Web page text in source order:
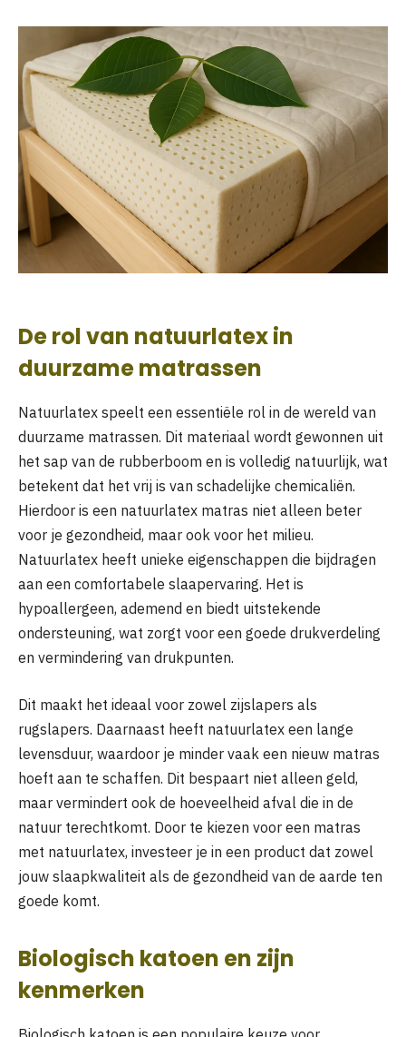
De rol van natuurlatex in
duurzame matrassen
Natuurlatex speelt een essentiële rol in de wereld van
duurzame matrassen. Dit materiaal wordt gewonnen uit
het sap van de rubberboom en is volledig natuurlijk, wat
betekent dat het vrij is van schadelijke chemicaliën.
Hierdoor is een natuurlatex matras niet alleen beter
voor je gezondheid, maar ook voor het milieu.
Natuurlatex heeft unieke eigenschappen die bijdragen
aan een comfortabele slaapervaring. Het is
hypoallergeen, ademend en biedt uitstekende
ondersteuning, wat zorgt voor een goede drukverdeling
en vermindering van drukpunten.
Dit maakt het ideaal voor zowel zijslapers als
rugslapers. Daarnaast heeft natuurlatex een lange
levensduur, waardoor je minder vaak een nieuw matras
hoeft aan te schaffen. Dit bespaart niet alleen geld,
maar vermindert ook de hoeveelheid afval die in de
natuur terechtkomt. Door te kiezen voor een matras
met natuurlatex, investeer je in een product dat zowel
jouw slaapkwaliteit als de gezondheid van de aarde ten
goede komt.
Biologisch katoen en zijn
kenmerken